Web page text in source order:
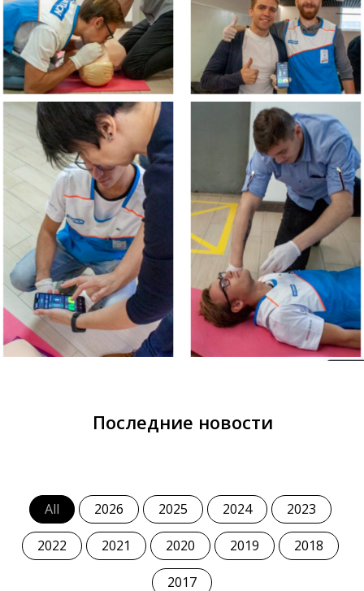
Последние новости
All 2026 2025 2024 2023
2022 2021 2020 2019 2018
2017